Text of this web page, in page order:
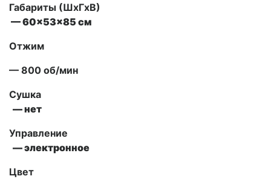
Габариты (ШxГxВ)
— 60x53x85 см
Отжим
— 800 об/мин
Сушка
— нет
Управление
— электронное
Цвет